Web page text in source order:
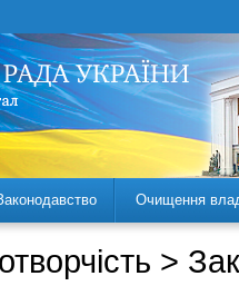
Очищення
>